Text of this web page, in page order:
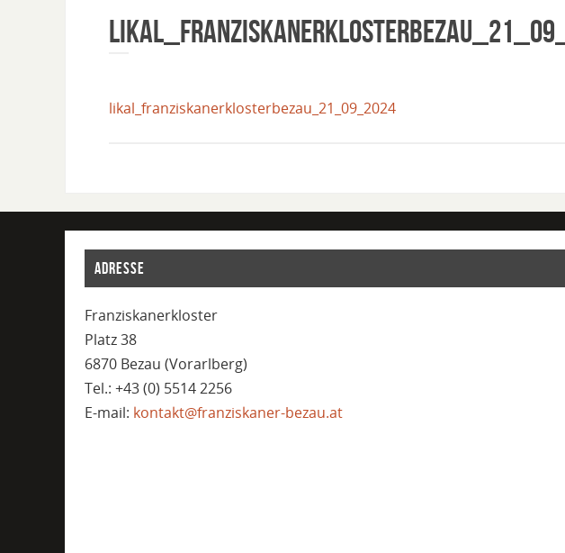
likal_franziskanerklosterbezau_21_09_2024
ADRESSE
Franziskanerkloster
Platz 38
6870 Bezau (Vorarlberg)
Tel.: +43 (0) 5514 2256
E-mail: kontakt@franziskaner-bezau.at